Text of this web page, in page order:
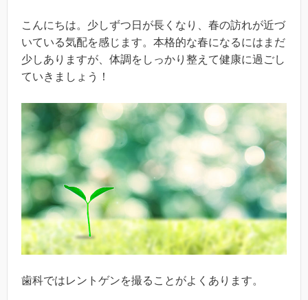
こんにちは。少しずつ日が長くなり、春の訪れが近づ
いている気配を感じます。本格的な春になるにはまだ
少しありますが、体調をしっかり整えて健康に過ごし
ていきましょう！
歯科ではレントゲンを撮ることがよくあります。